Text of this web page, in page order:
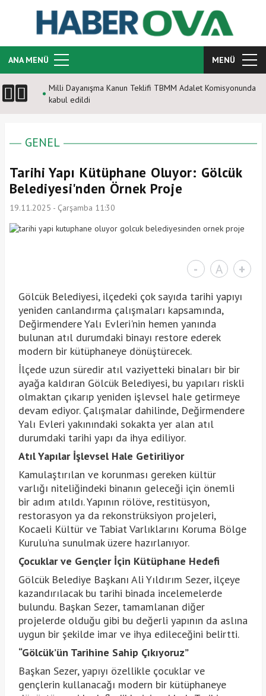
ANA MENÜ MENÜ
Milli Dayanışma Kanun Teklifi TBMM Adalet Komisyonunda
kabul edildi
GENEL
Tarihi Yapı Kütüphane Oluyor: Gölcük
Belediyesi'nden Örnek Proje
19.11.2025 - Çarşamba 11:30
- A +
Gölcük Belediyesi, ilçedeki çok sayıda tarihi yapıyı
yeniden canlandırma çalışmaları kapsamında,
Değirmendere Yalı Evleri'nin hemen yanında
bulunan atıl durumdaki binayı restore ederek
modern bir kütüphaneye dönüştürecek.
İlçede uzun süredir atıl vaziyetteki binaları bir bir
ayağa kaldıran Gölcük Belediyesi, bu yapıları riskli
olmaktan çıkarıp yeniden işlevsel hale getirmeye
devam ediyor. Çalışmalar dahilinde, Değirmendere
Yalı Evleri yakınındaki sokakta yer alan atıl
durumdaki tarihi yapı da ihya ediliyor.
Atıl Yapılar İşlevsel Hale Getiriliyor
Kamulaştırılan ve korunması gereken kültür
varlığı niteliğindeki binanın geleceği için önemli
bir adım atıldı. Yapının rölöve, restitüsyon,
restorasyon ya da rekonstrüksiyon projeleri,
Kocaeli Kültür ve Tabiat Varlıklarını Koruma Bölge
Kurulu’na sunulmak üzere hazırlanıyor.
Çocuklar ve Gençler İçin Kütüphane Hedefi
Gölcük Belediye Başkanı Ali Yıldırım Sezer, ilçeye
kazandırılacak bu tarihi binada incelemelerde
bulundu. Başkan Sezer, tamamlanan diğer
projelerde olduğu gibi bu değerli yapının da aslına
uygun bir şekilde imar ve ihya edileceğini belirtti.
“Gölcük’ün Tarihine Sahip Çıkıyoruz”
Başkan Sezer, yapıyı özellikle çocuklar ve
gençlerin kullanacağı modern bir kütüphaneye